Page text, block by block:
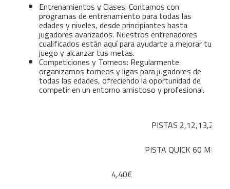
Entrenamientos y Clases: Contamos con
programas de entrenamiento para todas las
edades y niveles, desde principiantes hasta
jugadores avanzados. Nuestros entrenadores
cualificados están aquí para ayudarte a mejorar tu
juego y alcanzar tus metas.
Competiciones y Torneos: Regularmente
organizamos torneos y ligas para jugadores de
todas las edades, ofreciendo la oportunidad de
competir en un entorno amistoso y profesional.
PISTAS 2,12,13,20
PISTA QUICK 60 MIN
4,40€